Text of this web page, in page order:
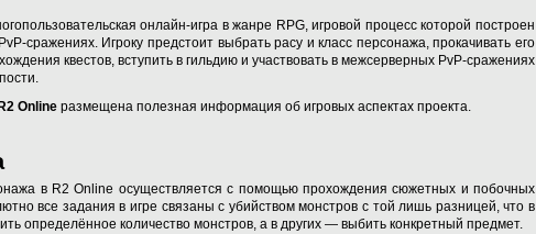
онлайн-игра в жанре RPG, игровой процесс которой построен
сражениях. Игроку предстоит выбрать расу и класс персонажа, прокачивать его
квестов, вступить в гильдию и участвовать в межсерверных PvP-сражениях
Online размещена полезная информация об игровых аспектах проекта.
в R2 Online осуществляется с помощью прохождения сюжетных и побочных
все задания в игре связаны с убийством монстров с той лишь разницей, что в
определённое количество монстров, а в других — выбить конкретный предмет.